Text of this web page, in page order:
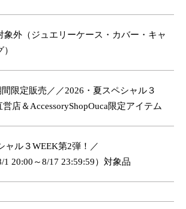
象外（ジュエリーケース・カバー・キャ
限定販売／／2026・夏スペシャル３
店＆AccessoryShopOuca限定アイテム
ャル３WEEK第2弾！／
1 20:00～8/17 23:59:59）対象品